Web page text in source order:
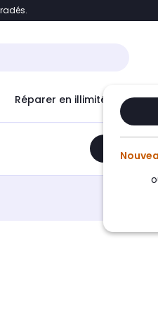
Accéder directement au
Réparer en illimité avec Le
Ajouter